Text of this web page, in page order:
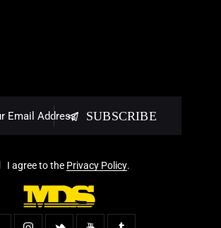
SUBSCRIBE
I agree to the Privacy Policy.